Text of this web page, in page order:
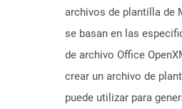
archivos de plantilla de
se basan en las
de archivo Office
crear un archivo de
puede utilizar para